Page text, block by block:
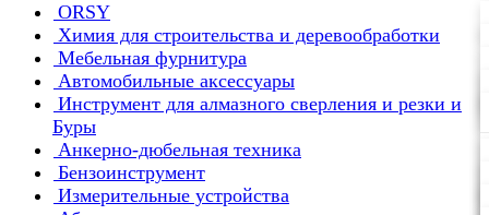
ORSY
Химия для строительства и деревообработки
Мебельная фурнитура
Автомобильные аксессуары
Инструмент для алмазного сверления и резки и
Буры
Анкерно-дюбельная техника
Бензоинструмент
Измерительные устройства